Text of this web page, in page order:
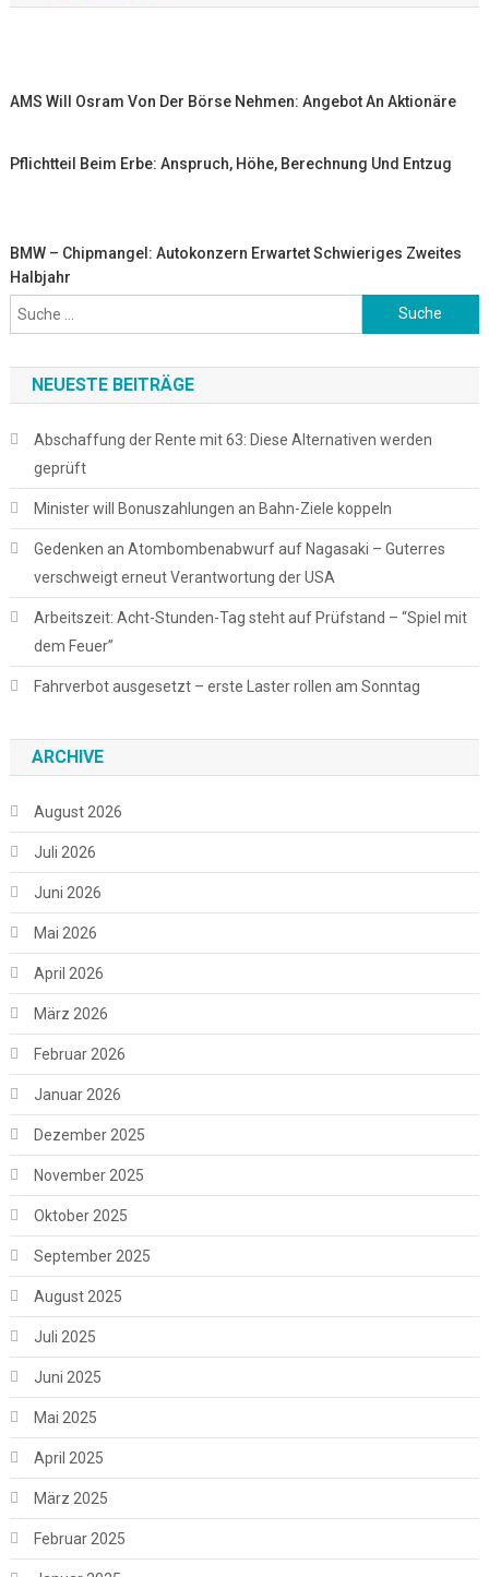
AMS Will Osram Von Der Börse Nehmen: Angebot An Aktionäre
Pflichtteil Beim Erbe: Anspruch, Höhe, Berechnung Und Entzug
BMW – Chipmangel: Autokonzern Erwartet Schwieriges Zweites
Halbjahr
Suche
nach:
NEUESTE BEITRÄGE
Abschaffung der Rente mit 63: Diese Alternativen werden
geprüft
Minister will Bonuszahlungen an Bahn-Ziele koppeln
Gedenken an Atombombenabwurf auf Nagasaki – Guterres
verschweigt erneut Verantwortung der USA
Arbeitszeit: Acht-Stunden-Tag steht auf Prüfstand – “Spiel mit
dem Feuer”
Fahrverbot ausgesetzt – erste Laster rollen am Sonntag
ARCHIVE
August 2026
Juli 2026
Juni 2026
Mai 2026
April 2026
März 2026
Februar 2026
Januar 2026
Dezember 2025
November 2025
Oktober 2025
September 2025
August 2025
Juli 2025
Juni 2025
Mai 2025
April 2025
März 2025
Februar 2025